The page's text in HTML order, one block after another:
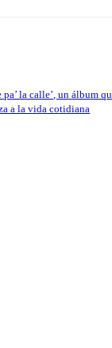
la calle’, un álbum
a la vida cotidiana